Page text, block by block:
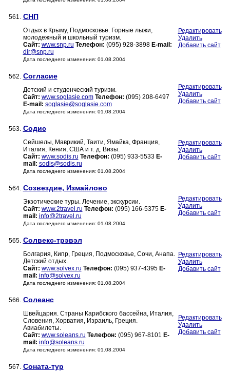
561. СНП
Отдых в Крыму, Подмосковье. Горные лыжи,
молодежный и школьный туризм.
Сайт: www.snp.ru Телефон: (095) 928-3898 E-mail:
dir@snp.ru
Дата последнего изменения: 01.08.2004
Редактировать
Удалить
Добавить сайт
562. Согласие
Детский и студенческий туризм.
Сайт: www.soglasie.com Телефон: (095) 208-6497
E-mail: soglasie@soglasie.com
Дата последнего изменения: 01.08.2004
Редактировать
Удалить
Добавить сайт
563. Содис
Сейшелы, Маврикий, Таити, Ямайка, Франция,
Италия, Кения, США и т. д. Визы.
Сайт: www.sodis.ru Телефон: (095) 933-5533 E-
mail: sodis@sodis.ru
Дата последнего изменения: 01.08.2004
Редактировать
Удалить
Добавить сайт
564. Созвездие, Измайлово
Экзотические туры. Лечение, экскурсии.
Сайт: www.2travel.ru Телефон: (095) 166-5375 E-
mail: info@2travel.ru
Дата последнего изменения: 01.08.2004
Редактировать
Удалить
Добавить сайт
565. Солвекс-трэвэл
Болгария, Кипр, Греция, Подмосковье, Сочи, Анапа.
Детский отдых.
Сайт: www.solvex.ru Телефон: (095) 937-4395 E-
mail: info@solvex.ru
Дата последнего изменения: 01.08.2004
Редактировать
Удалить
Добавить сайт
566. Солеанс
Швейцария. Страны Карибского бассейна, Италия,
Словения, Хорватия, Израиль, Греция.
Авиабилеты.
Сайт: www.soleans.ru Телефон: (095) 967-8101 E-
mail: info@soleans.ru
Дата последнего изменения: 01.08.2004
Редактировать
Удалить
Добавить сайт
567. Соната-тур